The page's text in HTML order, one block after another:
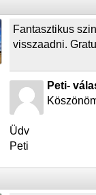
Fantasztikus
visszaadni.
Peti-
Üdv
Peti